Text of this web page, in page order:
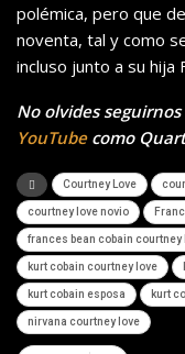
polémica, pero que
noventa, tal y como
incluso junto a su hija
No olvides
YouTubecomo
Courtney Love
courtney love novio
frances bean cobain courtney
kurt cobain courtney love
kurt cobain esposa kurt
nirvana courtney love